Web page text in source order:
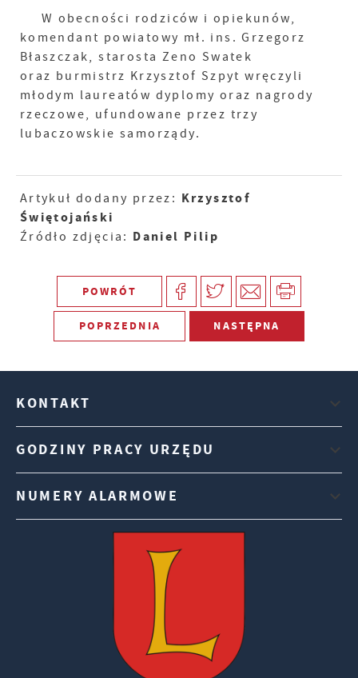
W obecności rodziców i opiekunów,
komendant powiatowy mł. ins. Grzegorz
Błaszczak, starosta Zeno Swatek
oraz burmistrz Krzysztof Szpyt wręczyli
młodym laureatów dyplomy oraz nagrody
rzeczowe, ufundowane przez trzy
lubaczowskie samorządy.
Artykuł dodany przez: Krzysztof
Świętojański
Źródło zdjęcia: Daniel Pilip
POWRÓT
POPRZEDNIA NASTĘPNA
KONTAKT
GODZINY PRACY URZĘDU
NUMERY ALARMOWE